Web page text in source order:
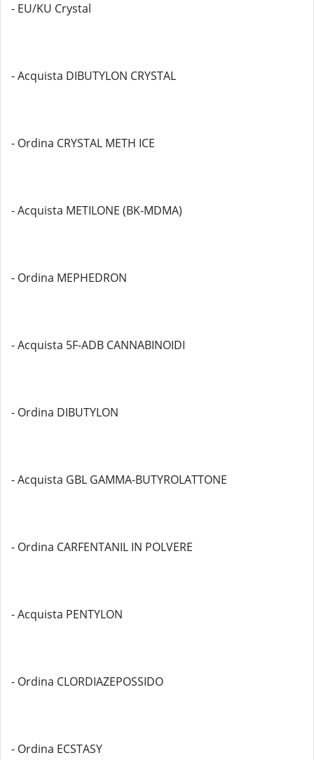
- EU/KU Crystal
- Acquista DIBUTYLON CRYSTAL
- Ordina CRYSTAL METH ICE
- Acquista METILONE (BK-MDMA)
- Ordina MEPHEDRON
- Acquista 5F-ADB CANNABINOIDI
- Ordina DIBUTYLON
- Acquista GBL GAMMA-BUTYROLATTONE
- Ordina CARFENTANIL IN POLVERE
- Acquista PENTYLON
- Ordina CLORDIAZEPOSSIDO
- Ordina ECSTASY